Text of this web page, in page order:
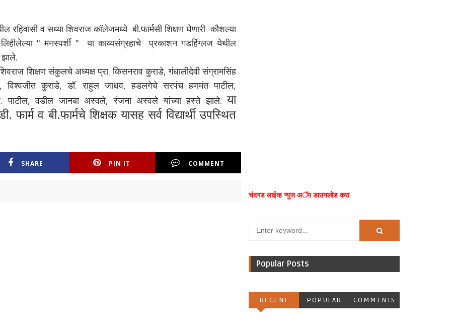
व सध्या शिवराज कॉलेजमध्ये बी.फार्मसी शिक्षण घेणारी कौशल्या
लिहीलेल्या " मनस्पर्शी " या काव्यसंग्रहाचे प्रकाशन गडहिंग्लज येथील
शिक्षण संकुलचे अध्यक्ष प्रा. किसनराव कुराडे, गंधालीदेवी संग्रामसिंह
कुराडे, डॉ. राहुल जाधव, हडलगेचे सरपंच हणमंत पाटील,
पाटील, वडील जानबा अस्वले, रंजना अस्वले यांच्या हस्ते झाले.या
फार्म व बी.फार्मचे शिक्षक यासह सर्व विद्यार्थी उपस्थित
SHARE PIN IT COMMENT
चंदगड लाईव्ह न्युज अॅप डाउनलोड करा
Popular Posts
RECENT POPULAR COMMENTS